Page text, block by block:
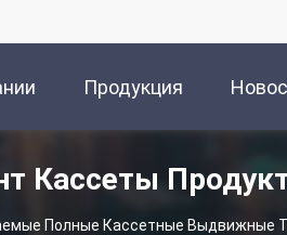
Продукция
Кассеты
Полные Кассетные Выдвижные